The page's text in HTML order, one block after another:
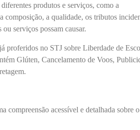
produtos e serviços, como a
composição, a qualidade, os tributos
serviços possam causar.
proferidos no STJ sobre Liberdade de
Glúten, Cancelamento de Voos,
compreensão acessível e detalhada sobre